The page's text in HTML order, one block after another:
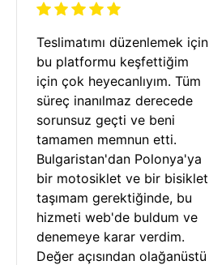
Teslimatımı düzenlemek için
bu platformu keşfettiğim
için çok heyecanlıyım. Tüm
süreç inanılmaz derecede
sorunsuz geçti ve beni
tamamen memnun etti.
Bulgaristan'dan Polonya'ya
bir motosiklet ve bir bisiklet
taşımam gerektiğinde, bu
hizmeti web'de buldum ve
denemeye karar verdim.
Değer açısından olağanüstü